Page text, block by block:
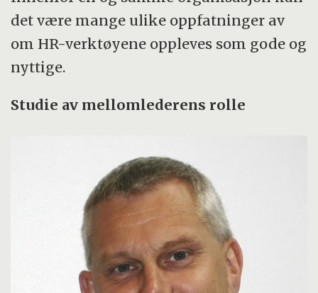
det være mange ulike oppfatninger av
om HR-verktøyene oppleves som gode og
nyttige.
Studie av mellomlederens rolle